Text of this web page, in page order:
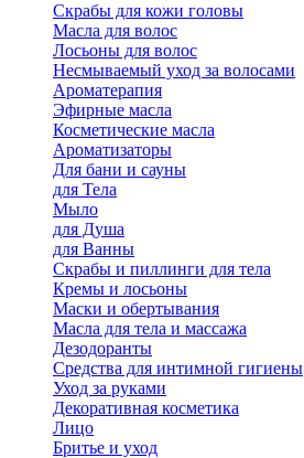
Скрабы для кожи головы
Масла для волос
Лосьоны для волос
Несмываемый уход за волосами
Ароматерапия
Эфирные масла
Косметические масла
Ароматизаторы
Для бани и сауны
для Тела
Мыло
для Душа
для Ванны
Скрабы и пиллинги для тела
Кремы и лосьоны
Маски и обертывания
Масла для тела и массажа
Дезодоранты
Средства для интимной гигиены
Уход за руками
Декоративная косметика
Лицо
Бритье и уход